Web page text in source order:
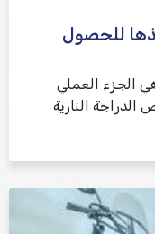
للحصول
الجزء العملي
النارية